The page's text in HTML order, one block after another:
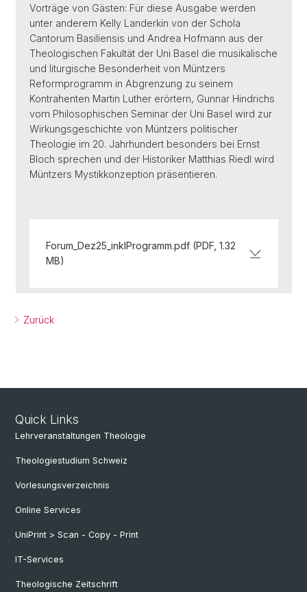
Vorträge von Gästen: Für diese Ausgabe werden
unter anderem Kelly Landerkin von der Schola
Cantorum Basiliensis und Andrea Hofmann aus der
Theologischen Fakultät der Uni Basel die musikalische
und liturgische Besonderheit von Müntzers
Reformprogramm in Abgrenzung zu seinem
Kontrahenten Martin Luther erörtern, Gunnar Hindrichs
vom Philosophischen Seminar der Uni Basel wird zur
Wirkungsgeschichte von Müntzers politischer
Theologie im 20. Jahrhundert besonders bei Ernst
Bloch sprechen und der Historiker Matthias Riedl wird
Müntzers Mystikkonzeption präsentieren.
Forum_Dez25_inklProgramm.pdf (PDF, 1.32
MB)
Zurück
Quick Links
Lehrveranstaltungen Theologie
Theologiestudium Schweiz
Vorlesungsverzeichnis
Online Services
UniPrint > Scan - Copy - Print
IT-Services
Theologische Zeitschrift